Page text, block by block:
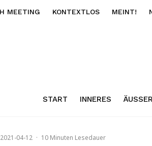
MEETING KONTEXTLOS MEINT!
START INNERES
2021-04-12 · 10 Minuten Lesedauer